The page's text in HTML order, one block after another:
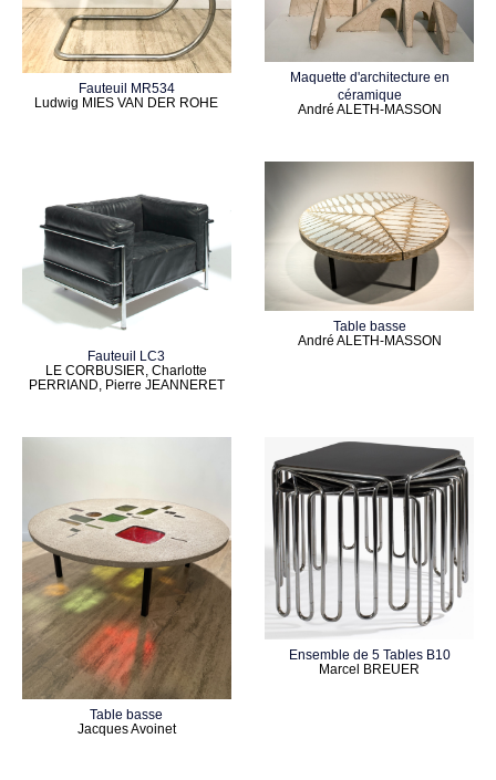
Fauteuil MR534
Ludwig MIES VAN DER ROHE
Maquette d'architecture en
céramique
André ALETH-MASSON
Fauteuil LC3
LE CORBUSIER, Charlotte
PERRIAND, Pierre JEANNERET
Table basse
André ALETH-MASSON
Table basse
Jacques Avoinet
Ensemble de 5 Tables B10
Marcel BREUER